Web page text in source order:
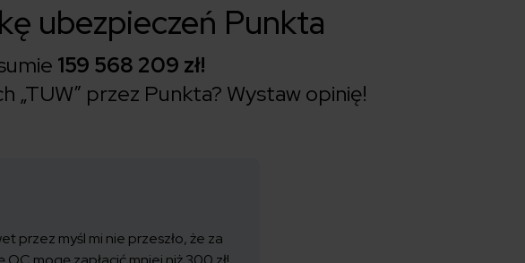
ubezpieczeń Punkta
159 568 209 zł!
„TUW” przez Punkta? Wystaw opinię!
przez myśl mi nie przeszło, że za